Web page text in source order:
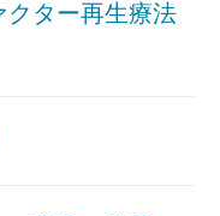
クター再生療法